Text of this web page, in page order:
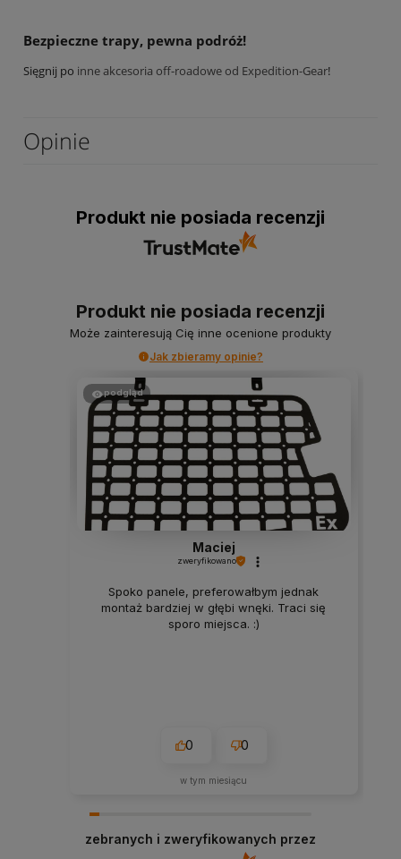
Bezpieczne trapy, pewna podróż!
Sięgnij po inne akcesoria off-roadowe od Expedition-Gear!
Opinie
Produkt nie posiada recenzji
Produkt nie posiada recenzji
Może zainteresują Cię inne ocenione produkty
Jak zbieramy opinie?
podgląd
Maciej
zweryfikowano
Spoko panele, preferowałbym jednak
montaż bardziej w głębi wnęki. Traci się
sporo miejsca. :)
0 0
w tym miesiącu
zebranych i zweryfikowanych przez